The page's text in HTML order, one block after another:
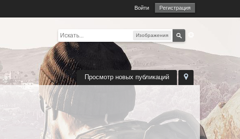
Войти Регистрация
Изображения
Просмотр новых публикаций